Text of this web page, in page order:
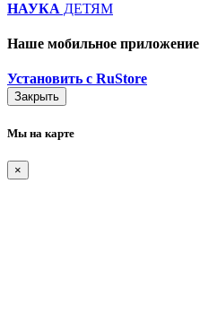
НАУКА ДЕТЯМ
Наше мобильное приложение
Установить с RuStore
Закрыть
Мы на карте
×